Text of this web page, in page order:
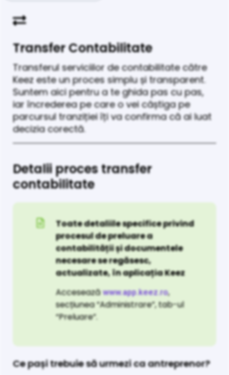
Transfer Contabilitate
Transferul serviciilor de contabilitate către
Keez este un proces simplu și transparent.
Suntem aici pentru a te ghida pas cu pas,
iar încrederea pe care o vei câștiga pe
parcursul tranziției îți va confirma că ai luat
decizia corectă.
Detalii proces transfer
contabilitate
Toate detaliile specifice privind
procesul de preluare a
contabilității și documentele
necesare se regăsesc,
actualizate, în aplicația Keez
Acceseazăwww.app.keez.ro,
secțiunea “Administrare”, tab-ul
“Preluare”.
Ce pași trebuie să urmezi ca antreprenor?